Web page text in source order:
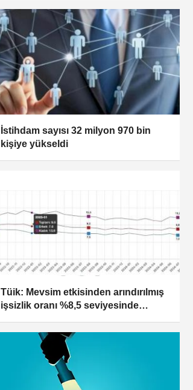
İstihdam sayısı 32 milyon 970 bin
kişiye yükseldi
Tüik: Mevsim etkisinden arındırılmış
işsizlik oranı %8,5 seviyesinde